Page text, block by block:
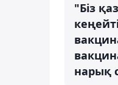
"Біз
нарық